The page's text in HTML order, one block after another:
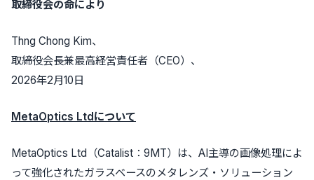
取締役会の命により
Thng Chong Kim、
取締役会長兼最高経営責任者（CEO）、
2026年2月10日
MetaOptics Ltdについて
MetaOptics Ltd（Catalist：9MT）は、AI主導の画像処理によ
って強化されたガラスベースのメタレンズ・ソリューション